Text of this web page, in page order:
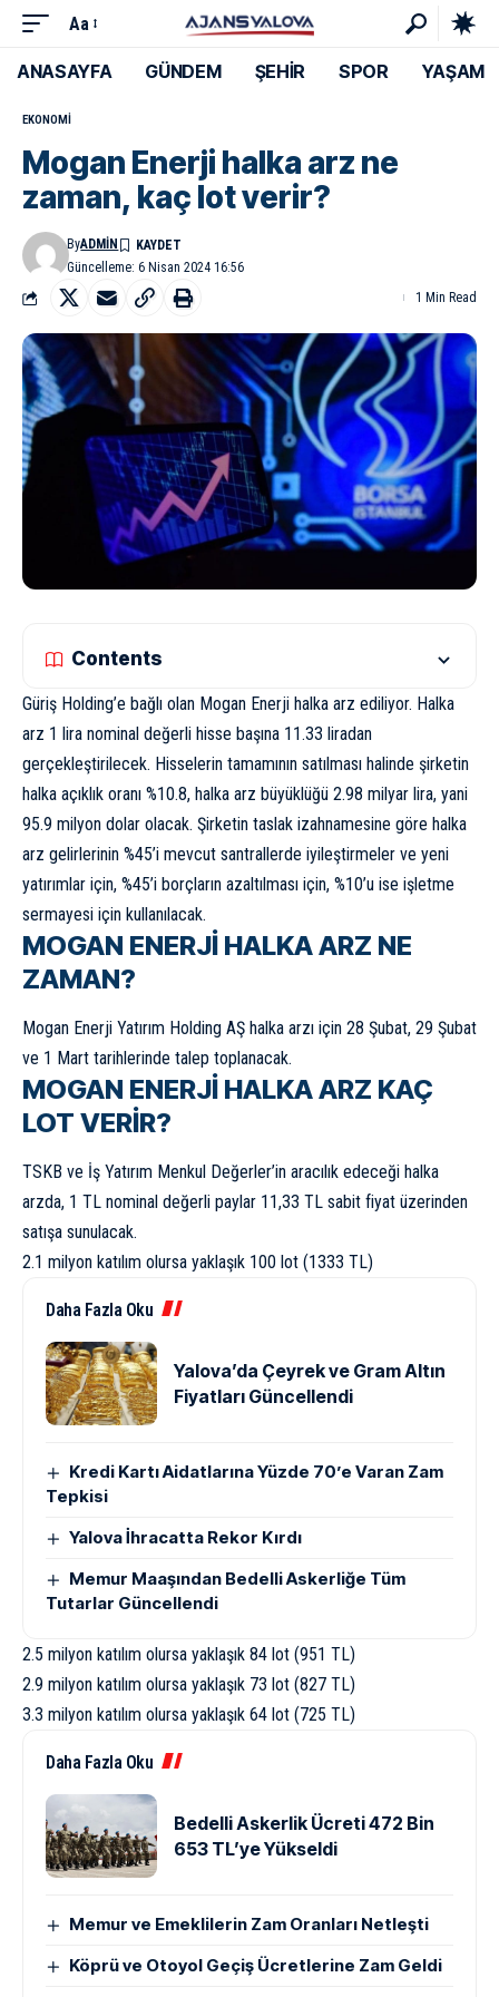
Aa
ANASAYFA GÜNDEM ŞEHİR SPOR YAŞAM
EKONOMI
Mogan Enerji halka arz ne
zaman, kaç lot verir?
Güncelleme: 6 Nisan 2024 16:56
ByADMIN
1 Min Read
Contents
Güriş Holding’e bağlı olan Mogan Enerji halka arz ediliyor. Halka
arz 1 lira nominal değerli hisse başına 11.33 liradan
gerçekleştirilecek. Hisselerin tamamının satılması halinde şirketin
halka açıklık oranı %10.8, halka arz büyüklüğü 2.98 milyar lira, yani
95.9 milyon dolar olacak. Şirketin taslak izahnamesine göre halka
arz gelirlerinin %45’i mevcut santrallerde iyileştirmeler ve yeni
yatırımlar için, %45’i borçların azaltılması için, %10’u ise işletme
sermayesi için kullanılacak.
MOGAN ENERJİ HALKA ARZ NE
ZAMAN?
Mogan Enerji Yatırım Holding AŞ halka arzı için 28 Şubat, 29 Şubat
ve 1 Mart tarihlerinde talep toplanacak.
MOGAN ENERJİ HALKA ARZ KAÇ
LOT VERİR?
TSKB ve İş Yatırım Menkul Değerler’in aracılık edeceği halka
arzda, 1 TL nominal değerli paylar 11,33 TL sabit fiyat üzerinden
satışa sunulacak.
2.1 milyon katılım olursa yaklaşık 100 lot (1333 TL)
Daha Fazla Oku
Yalova’da Çeyrek ve Gram Altın
Fiyatları Güncellendi
Kredi Kartı Aidatlarına Yüzde 70’e Varan Zam
Tepkisi
Yalova İhracatta Rekor Kırdı
Memur Maaşından Bedelli Askerliğe Tüm
Tutarlar Güncellendi
2.5 milyon katılım olursa yaklaşık 84 lot (951 TL)
2.9 milyon katılım olursa yaklaşık 73 lot (827 TL)
3.3 milyon katılım olursa yaklaşık 64 lot (725 TL)
Daha Fazla Oku
Bedelli Askerlik Ücreti 472 Bin
653 TL’ye Yükseldi
Memur ve Emeklilerin Zam Oranları Netleşti
Köprü ve Otoyol Geçiş Ücretlerine Zam Geldi